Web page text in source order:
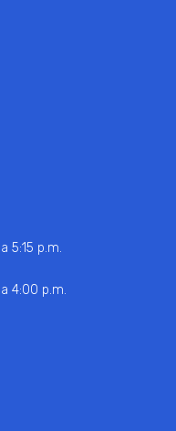
5:15 p.m.
4:00 p.m.